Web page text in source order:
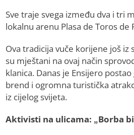
Sve traje svega između dva i tri
lokalnu arenu Plasa de Toros de
Ova tradicija vuče korijene još iz
su mještani na ovaj način
klanica. Danas je Ensijero
brend i ogromna turistička
iz cijelog svijeta.
Aktivisti na ulicama: „Borba